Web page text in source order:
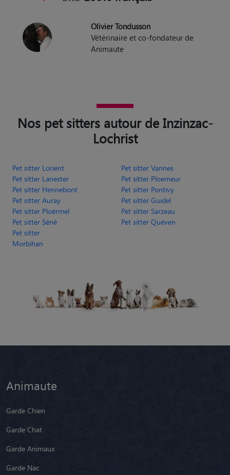
Olivier Tondusson
Vétérinaire et co-fondateur de
Animaute
Nos pet sitters autour de Inzinzac-
Lochrist
Pet sitter Lorient
Pet sitter Vannes
Pet sitter Lanester
Pet sitter Ploemeur
Pet sitter Hennebont
Pet sitter Pontivy
Pet sitter Auray
Pet sitter Guidel
Pet sitter Ploërmel
Pet sitter Sarzeau
Pet sitter Séné
Pet sitter Quéven
Pet sitter
Morbihan
Animaute
Garde Chien
Garde Chat
Garde Animaux
Garde Nac